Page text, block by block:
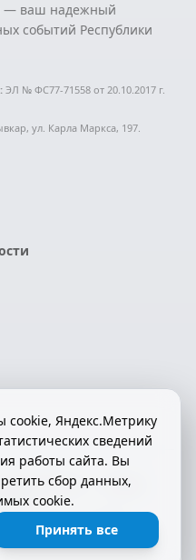
— ваш надежный
событий Республики
ЭЛ № ФС77-71558 от 20.10.2017 г.
ул. Карла Маркса, 197.
ЙÖЗЛЫ — КОМИ
КОМИ
16+
cookie, Яндекс.Метрику
сведений
работы сайта. Вы
сбор данных,
cookie.
Принять все